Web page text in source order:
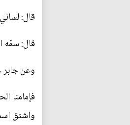
قال:
قال: سمّه
وعن
فإمامنا
واشتق